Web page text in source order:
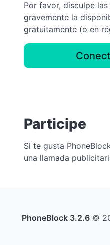
Por favor, disculpe
gravemente la
gratuitamente (o en
Participe
Si te gusta
una llamada
PhoneBlock 3.2.6©